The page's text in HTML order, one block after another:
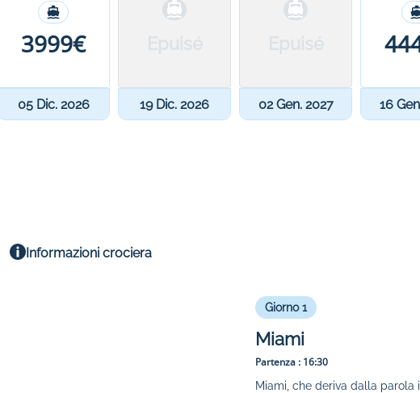
3999€
05 Dic. 2026 19 Dic. 2026 02 Gen. 2027 16
Informazioni crociera
Giorno 1
Miami
Partenza : 16:30
Miami, che deriva dalla